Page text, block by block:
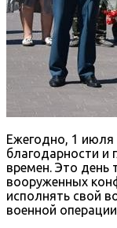
Ежегодно, 1
благодарности и
времен. Это день
вооруженных
исполнять свой
военной